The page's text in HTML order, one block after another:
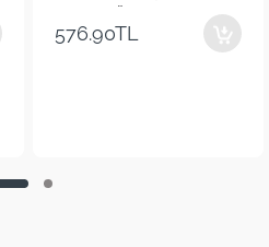
safe Şarj Özellikli Telefon
Kılıfı
576.90TL